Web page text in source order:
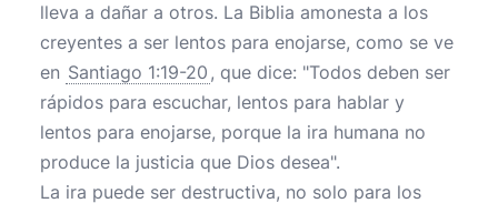
lleva a dañar a otros. La Biblia amonesta a los
creyentes a ser lentos para enojarse, como se ve
en Santiago 1:19-20 , que dice: "Todos deben ser
rápidos para escuchar, lentos para hablar y
lentos para enojarse, porque la ira humana no
produce la justicia que Dios desea".
La ira puede ser destructiva, no solo para los